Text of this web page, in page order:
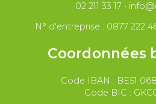
02 211 33 17 •
N° d'entreprise : 0877 222
Coordonnées
Code IBAN : BE51
Code BIC :